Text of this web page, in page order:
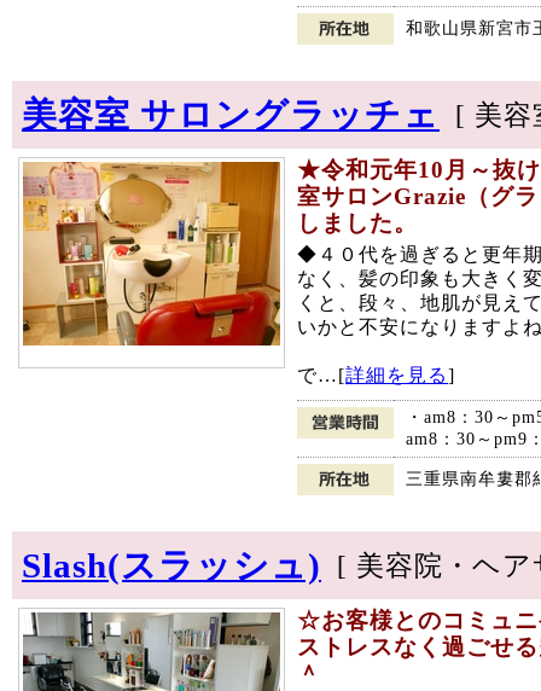
和歌山県新宮市
美容室 サロングラッチェ [ 美容
★令和元年10月～抜
室サロンGrazie（グ
しました。
◆４０代を過ぎると更年
なく、髪の印象も大きく
くと、段々、地肌が見え
いかと不安になりますよ
で…[詳細を見る]
・am8：30～
am8：30～pm9
三重県南牟婁郡
Slash(スラッシュ) [ 美容院・ヘ
☆お客様とのコミュ
ストレスなく過ごせ
＾